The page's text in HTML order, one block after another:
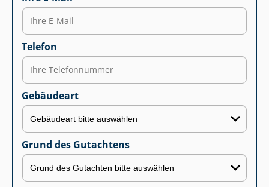
Telefon
Gebäudeart
Grund des Gutachtens